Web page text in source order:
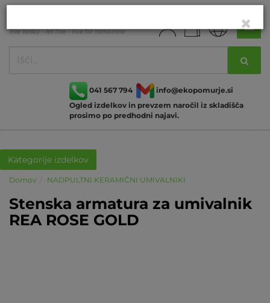
041 567 794
info@ekopomurje.si
Ogled izdelkov in prevzem naročil iz skladišča
prosimo po predhodni najavi.
Kategorije izdelkov
Domov NADPULTNI KERAMIČNI UMIVALNIKI
Stenska armatura za umivalnik
REA ROSE GOLD